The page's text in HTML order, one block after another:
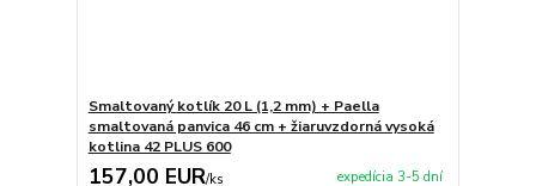
Smaltovaný kotlík 20 L (1,2 mm) + Paella
smaltovaná panvica 46 cm + žiaruvzdorná vysoká
kotlina 42 PLUS 600
157,00 EUR/ks expedícia 3-5 dní